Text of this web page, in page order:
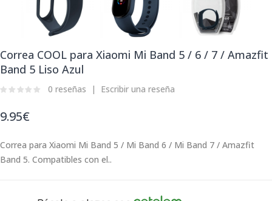
Correa COOL para Xiaomi Mi Band 5 / 6 / 7 / Amazfit
Band 5 Liso Azul
0 reseñas Escribir una reseña
9.95€
Correa para Xiaomi Mi Band 5 / Mi Band 6 / Mi Band 7 / Amazfit
Band 5. Compatibles con el..